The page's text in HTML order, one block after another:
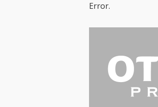
バムのジャケットに
スコットキャラクター
当初から手掛けてきた
イラストレーター・Mi
ka Pikazo氏による、
新規描きおろしの「SA
CRAちゃん」イラスト
Error.